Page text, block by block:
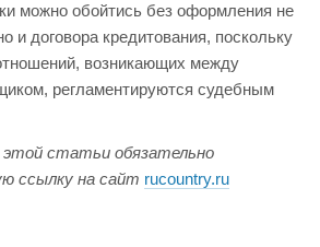
можно обойтись без оформления не
и договора кредитования, поскольку
возникающих между
регламентируются судебным
этой статьи обязательно
ссылку на сайт rucountry.ru